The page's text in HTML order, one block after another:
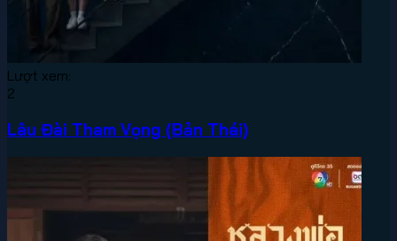
Lượt xem:
2
Lâu Đài Tham Vọng (Bản Thái)